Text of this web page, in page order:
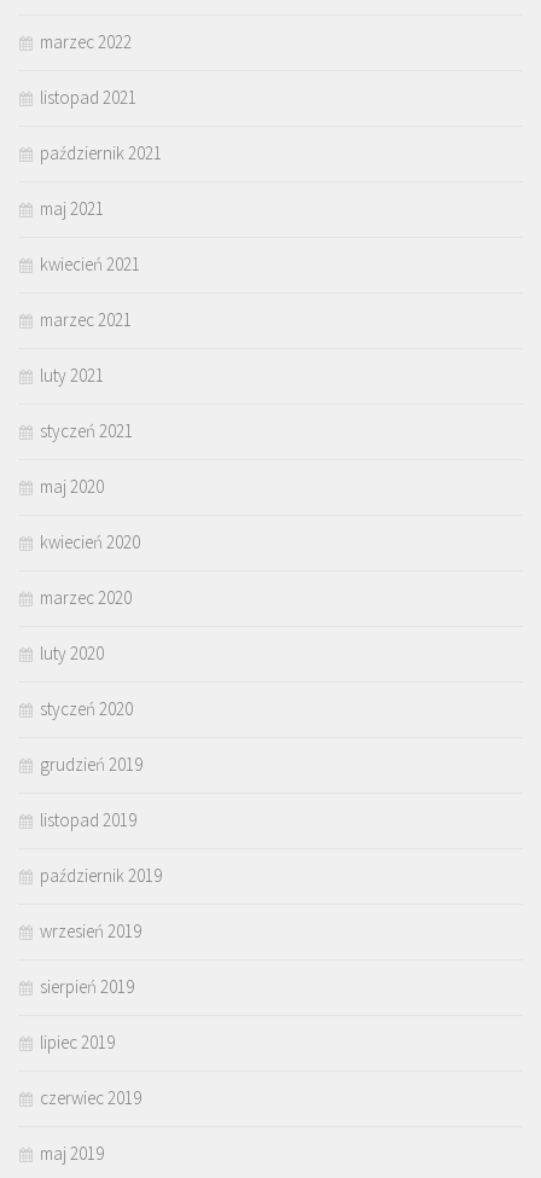
marzec 2022
listopad 2021
październik 2021
maj 2021
kwiecień 2021
marzec 2021
luty 2021
styczeń 2021
maj 2020
kwiecień 2020
marzec 2020
luty 2020
styczeń 2020
grudzień 2019
listopad 2019
październik 2019
wrzesień 2019
sierpień 2019
lipiec 2019
czerwiec 2019
maj 2019